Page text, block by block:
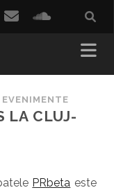
email
EVENIMENTE
LA CLUJ-
PRbeta este